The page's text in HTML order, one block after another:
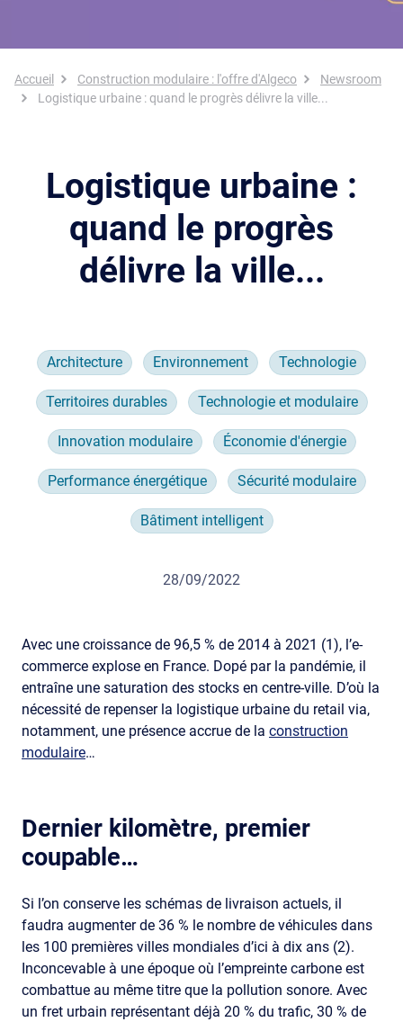
Fil d'Ariane
Accueil Construction modulaire : l'offre d'Algeco
Newsroom
Logistique urbaine : quand le progrès délivre la ville...
Logistique urbaine :
quand le progrès
délivre la ville...
Architecture Environnement Technologie
Territoires durables Technologie et modulaire
Innovation modulaire Économie d'énergie
Performance énergétique Sécurité modulaire
Bâtiment intelligent
28/09/2022
Avec une croissance de 96,5 % de 2014 à 2021 (1), l’e-
commerce explose en France. Dopé par la pandémie, il
entraîne une saturation des stocks en centre-ville. D’où la
nécessité de repenser la logistique urbaine du retail via,
notamment, une présence accrue de la construction
modulaire…
Dernier kilomètre, premier
coupable…
Si l’on conserve les schémas de livraison actuels, il
faudra augmenter de 36 % le nombre de véhicules dans
les 100 premières villes mondiales d’ici à dix ans (2).
Inconcevable à une époque où l’empreinte carbone est
combattue au même titre que la pollution sonore. Avec
un fret urbain représentant déjà 20 % du trafic, 30 % de